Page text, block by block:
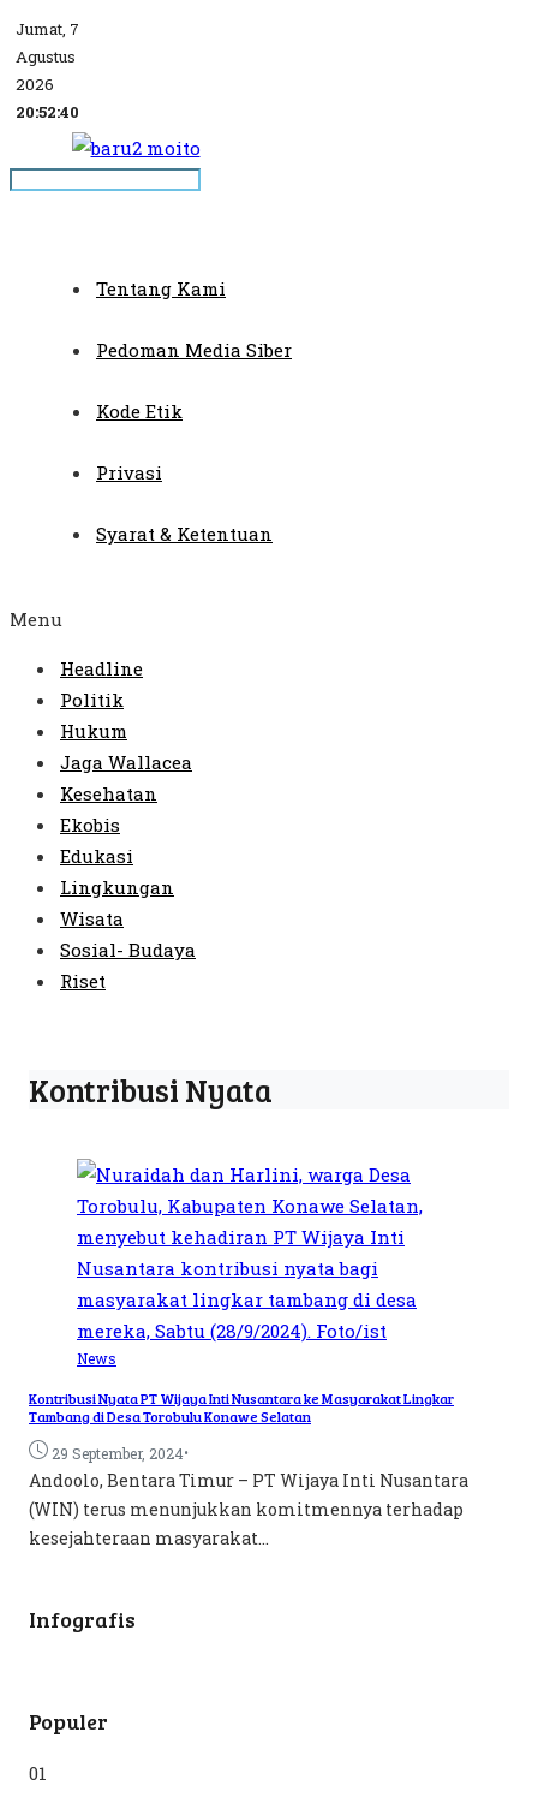
Jumat, 7
Agustus
2026
20:52:40
Tentang Kami
Pedoman Media Siber
Kode Etik
Privasi
Syarat & Ketentuan
Menu
Headline
Politik
Hukum
Jaga Wallacea
Kesehatan
Ekobis
Edukasi
Lingkungan
Wisata
Sosial- Budaya
Riset
Kontribusi Nyata
News
Kontribusi Nyata PT Wijaya Inti Nusantara ke Masyarakat Lingkar
Tambang di Desa Torobulu Konawe Selatan
29 September, 2024•
Andoolo, Bentara Timur – PT Wijaya Inti Nusantara
(WIN) terus menunjukkan komitmennya terhadap
kesejahteraan masyarakat...
Infografis
Populer
01